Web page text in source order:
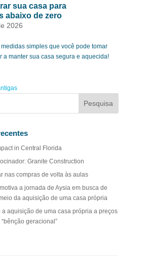
sua casa para
abaixo de zero
2026
simples que você pode tomar
a manter sua casa segura e aquecida!
in Central Florida
Granite Construction
nas compras de volta às aulas
a jornada de Aysia em busca de
da aquisição de uma casa própria
a aquisição de uma casa própria a preços
geracional”